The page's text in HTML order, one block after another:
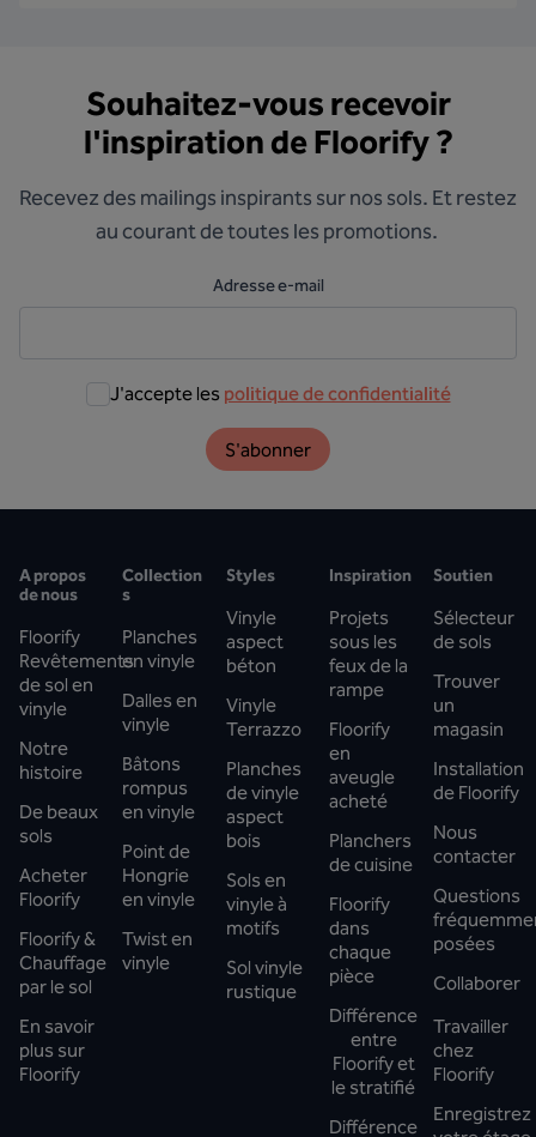
Souhaitez-vous recevoir
l'inspiration de Floorify ?
Recevez des mailings inspirants sur nos sols. Et restez
au courant de toutes les promotions.
Adresse e-mail
J'accepte les politique de confidentialité
S'abonner
A propos
de nous
Floorify
Revêtements
de sol en
vinyle
Notre
histoire
De beaux
sols
Acheter
Floorify
Floorify &
Chauffage
par le sol
En savoir
plus sur
Floorify
Collection
s
Planches
en vinyle
Dalles en
vinyle
Bâtons
rompus
en vinyle
Point de
Hongrie
en vinyle
Twist en
vinyle
Styles
Vinyle
aspect
béton
Vinyle
Terrazzo
Planches
de vinyle
aspect
bois
Sols en
vinyle à
motifs
Sol vinyle
rustique
Inspiration
Projets
sous les
feux de la
rampe
Floorify
en
aveugle
acheté
Planchers
de cuisine
Floorify
dans
chaque
pièce
Différence
entre
Floorify et
le stratifié
Différence
Soutien
Sélecteur
de sols
Trouver
un
magasin
Installation
de Floorify
Nous
contacter
Questions
posées
Collaborer
Travailler
chez
Floorify
Enregistrez